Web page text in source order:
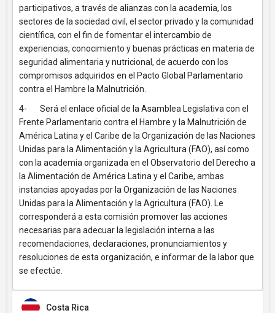
participativos, a través de alianzas con la academia, los
sectores de la sociedad civil, el sector privado y la comunidad
científica, con el fin de fomentar el intercambio de
experiencias, conocimiento y buenas prácticas en materia de
seguridad alimentaria y nutricional, de acuerdo con los
compromisos adquiridos en el Pacto Global Parlamentario
contra el Hambre la Malnutrición.
4- Será el enlace oficial de la Asamblea Legislativa con el
Frente Parlamentario contra el Hambre y la Malnutrición de
América Latina y el Caribe de la Organización de las Naciones
Unidas para la Alimentación y la Agricultura (FAO), así como
con la academia organizada en el Observatorio del Derecho a
la Alimentación de América Latina y el Caribe, ambas
instancias apoyadas por la Organización de las Naciones
Unidas para la Alimentación y la Agricultura (FAO). Le
corresponderá a esta comisión promover las acciones
necesarias para adecuar la legislación interna a las
recomendaciones, declaraciones, pronunciamientos y
resoluciones de esta organización, e informar de la labor que
se efectúe.
Costa Rica